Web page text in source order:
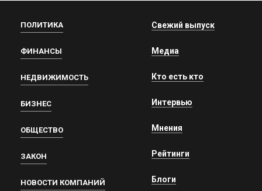
ПОЛИТИКА
ФИНАНСЫ
НЕДВИЖИМОСТЬ
БИЗНЕС
ОБЩЕСТВО
ЗАКОН
НОВОСТИ КОМПАНИЙ
Свежий выпуск
Медиа
Кто есть кто
Интервью
Мнения
Рейтинги
Блоги